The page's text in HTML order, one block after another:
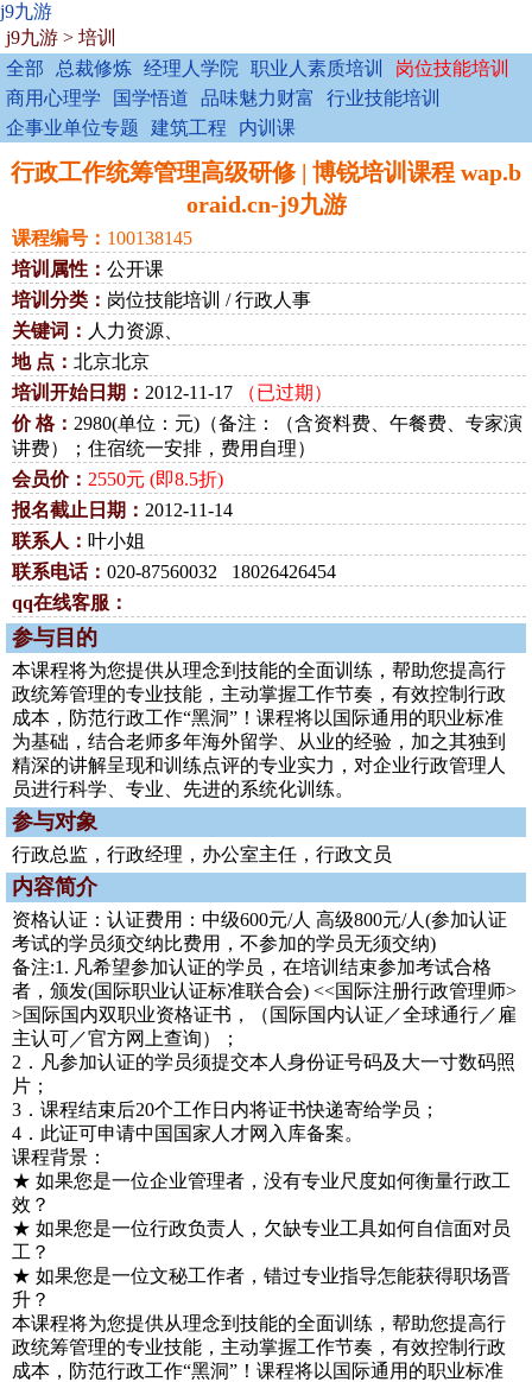
j9九游
j9九游 > 培训
全部
总裁修炼 经理人学院 职业人素质培训
岗位技能培训
商用心理学
国学悟道 品味魅力财富
行业技能培训
企事业单位专题
建筑工程 内训课
行政工作统筹管理高级研修 | 博锐培训课程 wap.b
oraid.cn-j9九游
课程编号： 100138145
培训属性： 公开课
培训分类： 岗位技能培训 / 行政人事
关键词： 人力资源、
地 点： 北京北京
培训开始日期： 2012-11-17
（已过期）
价 格： 2980(单位：元)（备注：（含资料费、午餐费、专家演
讲费）；住宿统一安排，费用自理）
会员价： 2550元 (即8.5折)
报名截止日期： 2012-11-14
联系人： 叶小姐
联系电话： 020-87560032 18026426454
qq在线客服：
参与目的
本课程将为您提供从理念到技能的全面训练，帮助您提高行
政统筹管理的专业技能，主动掌握工作节奏，有效控制行政
成本，防范行政工作“黑洞”！课程将以国际通用的职业标准
为基础，结合老师多年海外留学、从业的经验，加之其独到
精深的讲解呈现和训练点评的专业实力，对企业行政管理人
员进行科学、专业、先进的系统化训练。
参与对象
行政总监，行政经理，办公室主任，行政文员
内容简介
资格认证：认证费用：中级600元/人 高级800元/人(参加认证
考试的学员须交纳比费用，不参加的学员无须交纳)
备注:1. 凡希望参加认证的学员，在培训结束参加考试合格
者，颁发(国际职业认证标准联合会) <<国际注册行政管理师>
>国际国内双职业资格证书，（国际国内认证／全球通行／雇
主认可／官方网上查询）；
2．凡参加认证的学员须提交本人身份证号码及大一寸数码照
片；
3．课程结束后20个工作日内将证书快递寄给学员；
4．此证可申请中国国家人才网入库备案。
课程背景：
★ 如果您是一位企业管理者，没有专业尺度如何衡量行政工
效？
★ 如果您是一位行政负责人，欠缺专业工具如何自信面对员
工？
★ 如果您是一位文秘工作者，错过专业指导怎能获得职场晋
升？
本课程将为您提供从理念到技能的全面训练，帮助您提高行
政统筹管理的专业技能，主动掌握工作节奏，有效控制行政
成本，防范行政工作“黑洞”！课程将以国际通用的职业标准